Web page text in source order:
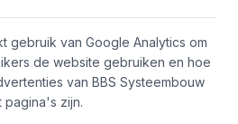
gebruik van Google Analytics om
de website gebruiken en hoe
van BBS Systeembouw
pagina's zijn.